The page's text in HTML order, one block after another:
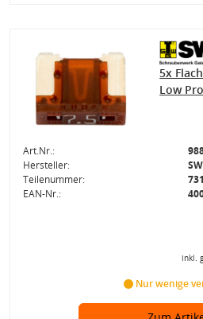
5x
Low
Art.Nr.:
Hersteller:
Teilenummer:
EAN-Nr.:
inkl.
Nur wenige